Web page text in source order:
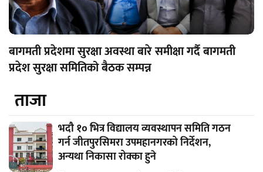
बागमती प्रदेशमा सुरक्षा अवस्था बारे समीक्षा गर्दै बागमती
प्रदेश सुरक्षा समितिको बैठक सम्पन्न
ताजा
भदौ १० भित्र विद्यालय व्यवस्थापन समिति गठन
गर्न जीतपुरसिमरा उपमहानगरको निर्देशन,
अन्यथा निकासा रोक्का हुने